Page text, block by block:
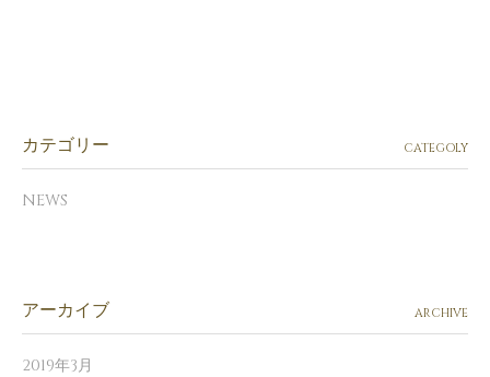
カテゴリー CATEGOLY
NEWS
アーカイブ ARCHIVE
2019年3月